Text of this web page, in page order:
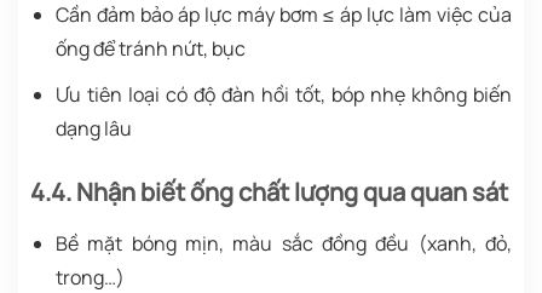
Cần đảm bảo áp lực máy bơm ≤ áp lực làm việc của
ống để tránh nứt, bục
Ưu tiên loại có độ đàn hồi tốt, bóp nhẹ không biến
dạng lâu
4.4. Nhận biết ống chất lượng qua quan sát
Bề mặt bóng mịn, màu sắc đồng đều (xanh, đỏ,
trong…)